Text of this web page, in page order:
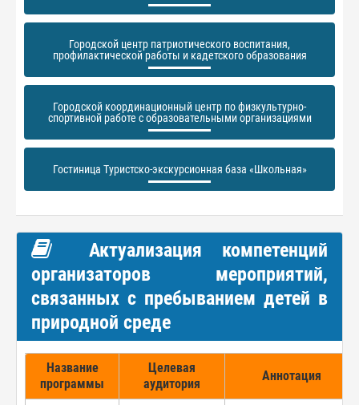
Городской центр патриотического воспитания,
профилактической работы и кадетского образования
Городской координационный центр по физкультурно-
спортивной работе с образовательными организациями
Гостиница Туристско-экскурсионная база «Школьная»
Актуализация компетенций
организаторов мероприятий,
связанных с пребыванием детей в
природной среде
Название
программы
Целевая
аудитория
Аннотация